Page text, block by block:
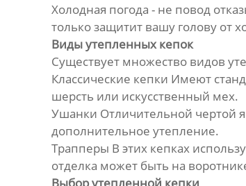
Холодная погода - не повод
только защитит вашу голову от
Виды утепленных кепок
Существует множество видов
Классические кепки Имеют
шерсть или искусственный мех.
Ушанки Отличительной чертой
дополнительное утепление.
Трапперы В этих кепках
отделка может быть на